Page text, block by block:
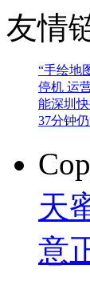
友情
“手绘地
停机 运
能深圳
37分钟
天
意